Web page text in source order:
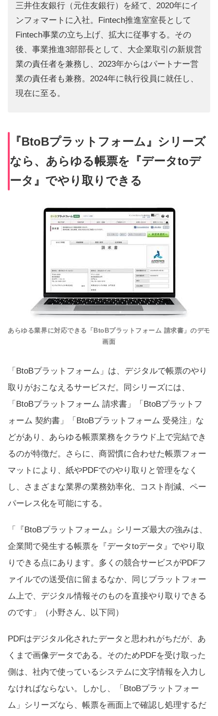
三井住友銀行（元住友銀行）を経て、2020年にイ
ンフォマートに入社。Fintech推進室室長として
Fintech事業の立ち上げ、拡大に従事する。その
後、事業推進3部部長として、大企業取引の新規営
業の責任者を兼務し、2023年からはパートナー営
業の責任者も兼務。2024年に執行役員に就任し、
現在に至る。
『BtoBプラットフォーム』シリーズ
なら、あらゆる帳票を『データtoデ
ータ』でやり取りできる
あらゆる業界に対応できる「BtoBプラットフォーム 請求書」のデモ
画面
「BtoBプラットフォーム」は、デジタルで帳票のやり
取りがおこなえるサービスだ。同シリーズには、
「BtoBプラットフォーム 請求書」「BtoBプラットフ
ォーム 契約書」「BtoBプラットフォーム 受発注」な
どがあり、あらゆる帳票業務をクラウド上で完結でき
るのが特徴だ。さらに、商習慣に合わせた帳票フォー
マットにより、紙やPDFでのやり取りと管理をなく
し、さまざまな業界の業務効率化、コスト削減、ペー
パーレス化を可能にする。
「『BtoBプラットフォーム』シリーズ最大の強みは、
企業間で発生する帳票を『データtoデータ』でやり取
りできる点にあります。多くの競合サービスがPDFフ
ァイルでの送受信に留まるなか、同じプラットフォー
ム上で、デジタル情報そのものを直接やり取りできる
のです」（小野さん、以下同）
PDFはデジタル化されたデータと思われがちだが、あ
くまで画像データである。そのためPDFを受け取った
側は、社内で使っているシステムに文字情報を入力し
なければならない。しかし、「BtoBプラットフォー
ム」シリーズなら、帳票を画面上で確認し処理するだ